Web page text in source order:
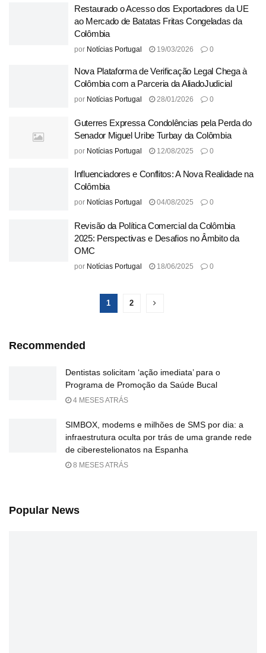
Restaurado o Acesso dos Exportadores da UE
ao Mercado de Batatas Fritas Congeladas da
Colômbia
por Notícias Portugal 19/03/2026 0
Nova Plataforma de Verificação Legal Chega à
Colômbia com a Parceria da AliadoJudicial
por Notícias Portugal 28/01/2026 0
Guterres Expressa Condolências pela Perda do
Senador Miguel Uribe Turbay da Colômbia
por Notícias Portugal 12/08/2025 0
Influenciadores e Conflitos: A Nova Realidade na
Colômbia
por Notícias Portugal 04/08/2025 0
Revisão da Política Comercial da Colômbia
2025: Perspectivas e Desafios no Âmbito da
OMC
por Notícias Portugal 18/06/2025 0
1 2
Recommended
Dentistas solicitam ‘ação imediata’ para o
Programa de Promoção da Saúde Bucal
4 MESES ATRÁS
SIMBOX, modems e milhões de SMS por dia: a
infraestrutura oculta por trás de uma grande rede
de ciberestelionatos na Espanha
8 MESES ATRÁS
Popular News